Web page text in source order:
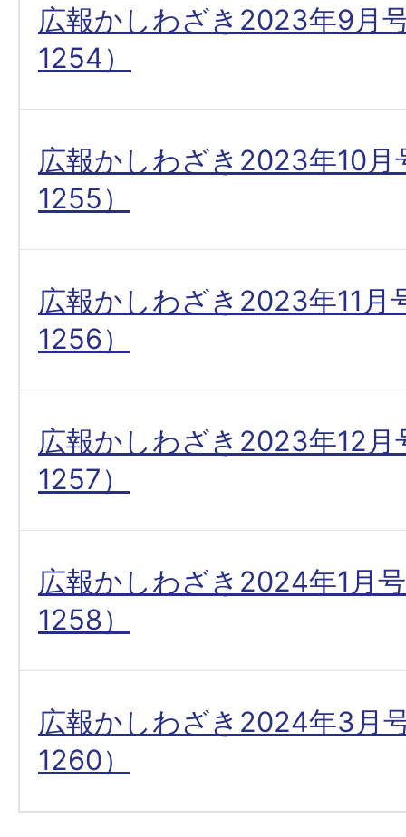
広報かしわざき2023年9月
1254）
広報かしわざき2023年10月
1255）
広報かしわざき2023年11月
1256）
広報かしわざき2023年12月
1257）
広報かしわざき2024年1月
1258）
広報かしわざき2024年3月
1260）